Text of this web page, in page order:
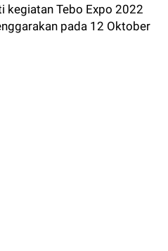
kegiatan Tebo Expo 2022
pada 12 Oktober